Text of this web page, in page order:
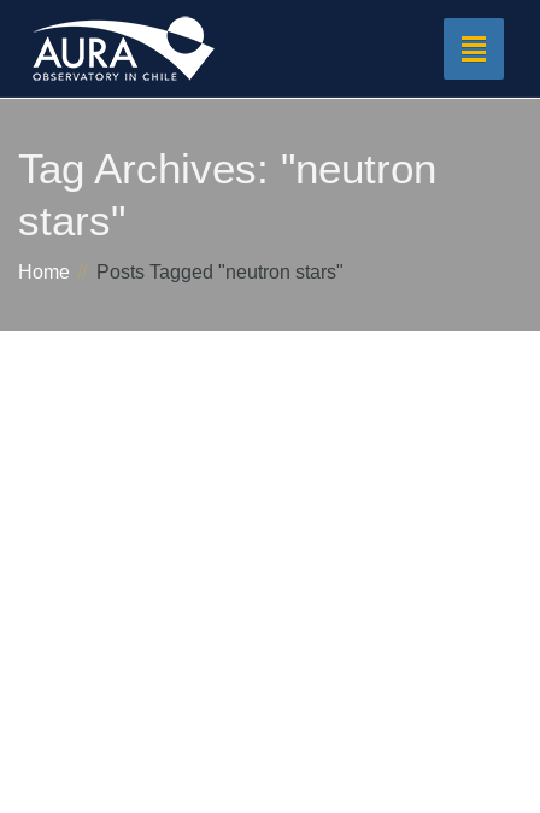
Toggle
Tag Archives: "neutron
stars"
Home Posts Tagged "neutron stars"